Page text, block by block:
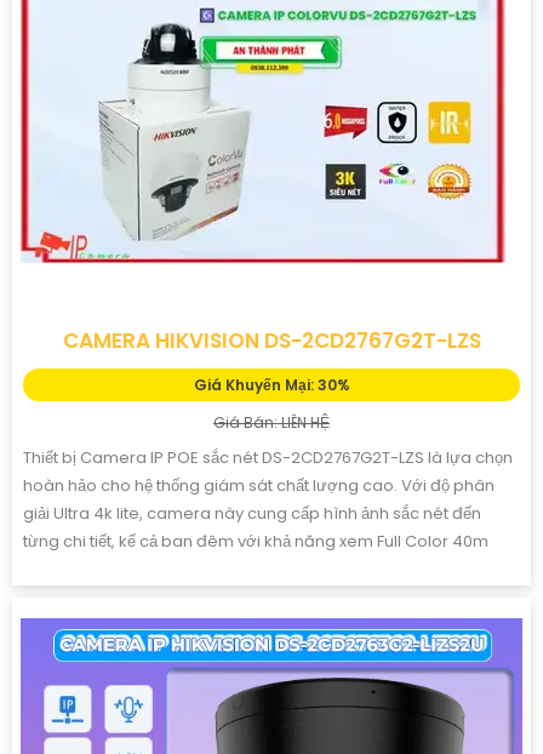
CAMERA HIKVISION DS-2CD2767G2T-LZS
Giá Khuyến Mại: 30%
Giá Bán: LIÊN HỆ
Thiết bị Camera IP POE sắc nét DS-2CD2767G2T-LZS là lựa chọn
hoàn hảo cho hệ thống giám sát chất lượng cao. Với độ phân
giải Ultra 4k lite, camera này cung cấp hình ảnh sắc nét đến
từng chi tiết, kể cả ban đêm với khả năng xem Full Color 40m